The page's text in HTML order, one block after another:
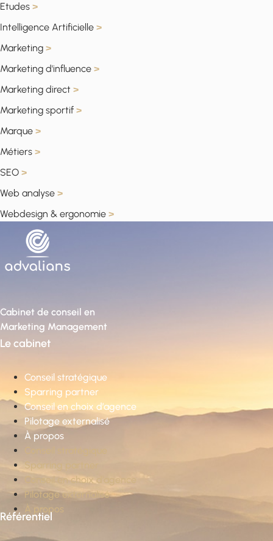
Etudes >
Intelligence Artificielle >
Marketing >
Marketing d'influence >
Marketing direct >
Marketing sportif >
Marque >
Métiers >
SEO >
Web analyse >
Webdesign & ergonomie >
Cabinet de conseil en
Marketing Management
Le cabinet
Conseil stratégique
Sparring partner
Conseil en choix d’agence
Pilotage externalisé
À propos
Conseil stratégique
Sparring partner
Conseil en choix d’agence
Pilotage externalisé
À propos
Référentiel